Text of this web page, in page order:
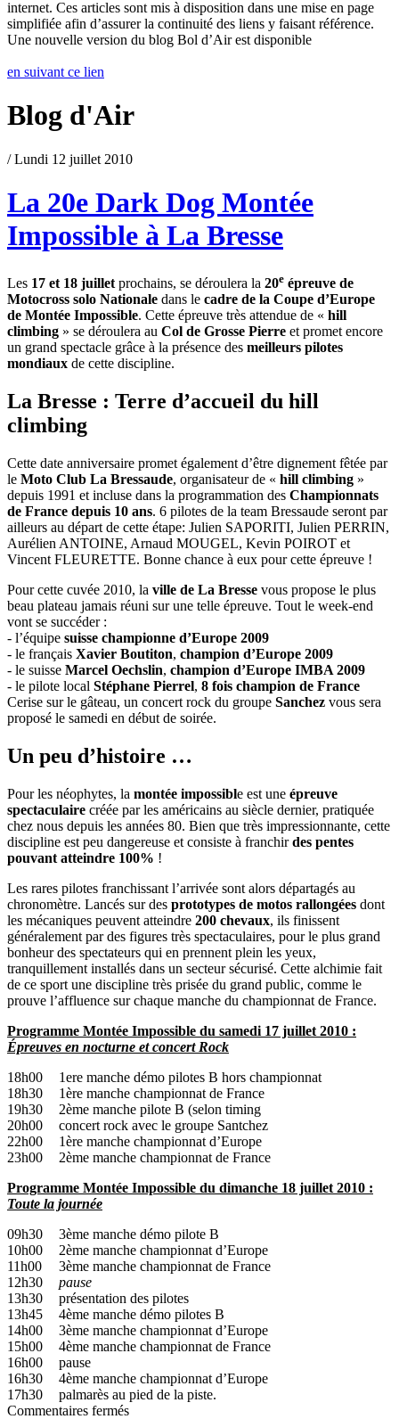
internet. Ces articles sont mis à disposition dans une mise en page
simplifiée afin d’assurer la continuité des liens y faisant référence.
Une nouvelle version du blog Bol d’Air est disponible
en suivant ce lien
Blog d'Air
/ Lundi 12 juillet 2010
La 20e Dark Dog Montée
Impossible à La Bresse
Les 17 et 18 juillet prochains, se déroulera la 20e épreuve de
Motocross solo Nationale dans le cadre de la Coupe d’Europe
de Montée Impossible. Cette épreuve très attendue de « hill
climbing » se déroulera au Col de Grosse Pierre et promet encore
un grand spectacle grâce à la présence des meilleurs pilotes
mondiaux de cette discipline.
La Bresse : Terre d’accueil du hill
climbing
Cette date anniversaire promet également d’être dignement fêtée par
le Moto Club La Bressaude, organisateur de « hill climbing »
depuis 1991 et incluse dans la programmation des Championnats
de France depuis 10 ans. 6 pilotes de la team Bressaude seront par
ailleurs au départ de cette étape: Julien SAPORITI, Julien PERRIN,
Aurélien ANTOINE, Arnaud MOUGEL, Kevin POIROT et
Vincent FLEURETTE. Bonne chance à eux pour cette épreuve !
Pour cette cuvée 2010, la ville de La Bresse vous propose le plus
beau plateau jamais réuni sur une telle épreuve. Tout le week-end
vont se succéder :
- l’équipe suisse championne d’Europe 2009
- le français Xavier Boutiton, champion d’Europe 2009
- le suisse Marcel Oechslin, champion d’Europe IMBA 2009
- le pilote local Stéphane Pierrel, 8 fois champion de France
Cerise sur le gâteau, un concert rock du groupe Sanchez vous sera
proposé le samedi en début de soirée.
Un peu d’histoire …
Pour les néophytes, la montée impossible est une épreuve
spectaculaire créée par les américains au siècle dernier, pratiquée
chez nous depuis les années 80. Bien que très impressionnante, cette
discipline est peu dangereuse et consiste à franchirdes pentes
pouvant atteindre 100% !
Les rares pilotes franchissant l’arrivée sont alors départagés au
chronomètre. Lancés sur des prototypes de motos rallongées dont
les mécaniques peuvent atteindre 200 chevaux, ils finissent
généralement par des figures très spectaculaires, pour le plus grand
bonheur des spectateurs qui en prennent plein les yeux,
tranquillement installés dans un secteur sécurisé. Cette alchimie fait
de ce sport une discipline très prisée du grand public, comme le
prouve l’affluence sur chaque manche du championnat de France.
Programme Montée Impossible du samedi 17 juillet 2010 :
Épreuves en nocturne et concert Rock
18h00
1ere manche démo pilotes B hors championnat
18h30
1ère manche championnat de France
19h30
2ème manche pilote B (selon timing
20h00
concert rock avec le groupe Santchez
22h00
1ère manche championnat d’Europe
23h00
2ème manche championnat de France
Programme Montée Impossible du dimanche 18 juillet 2010 :
Toute la journée
09h30
3ème manche démo pilote B
10h00
2ème manche championnat d’Europe
11h00
3ème manche championnat de France
12h30
pause
13h30
présentation des pilotes
13h45
4ème manche démo pilotes B
14h00
3ème manche championnat d’Europe
15h00
4ème manche championnat de France
16h00
pause
16h30
4ème manche championnat d’Europe
17h30
palmarès au pied de la piste.
Commentaires fermés